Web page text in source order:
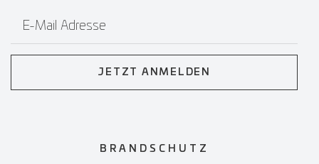
E-Mail Adresse
JETZT ANMELDEN
BRANDSCHUTZ